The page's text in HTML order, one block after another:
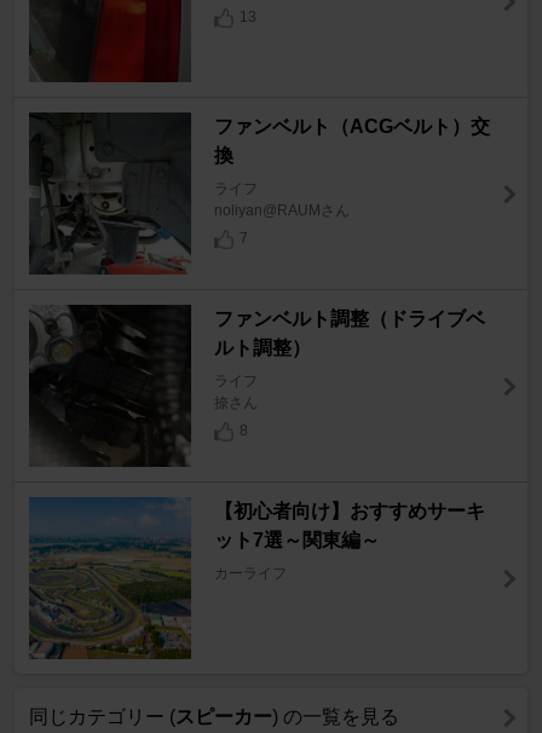
13
ファンベルト（ACGベルト）交
換
ライフ
noliyan@RAUMさん
7
ファンベルト調整（ドライブベ
ルト調整）
ライフ
捺さん
8
【初心者向け】おすすめサーキ
ット7選～関東編～
カーライフ
同じカテゴリー (スピーカー) の一覧を見る